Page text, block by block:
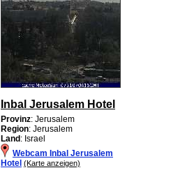
Inbal Jerusalem Hotel
Provinz: Jerusalem
Region: Jerusalem
Land: Israel
Webcam Inbal Jerusalem
Hotel (Karte anzeigen)